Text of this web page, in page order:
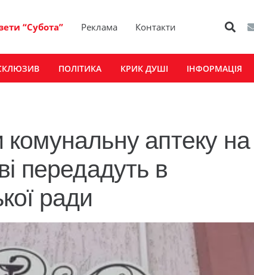
“Субота” Реклама Контакти
ПОЛІТИКА КРИК ДУШІ ІНФОРМАЦІЯ
аптеку на
передадуть в
ради